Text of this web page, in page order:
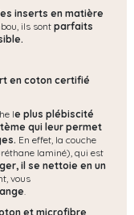
inserts en matière
ils sont parfaits
en coton certifié
le plus plébiscité
qui leur permet
En effet, la couche
laminé), qui est
il se nettoie en un
vous
.
et microfibre